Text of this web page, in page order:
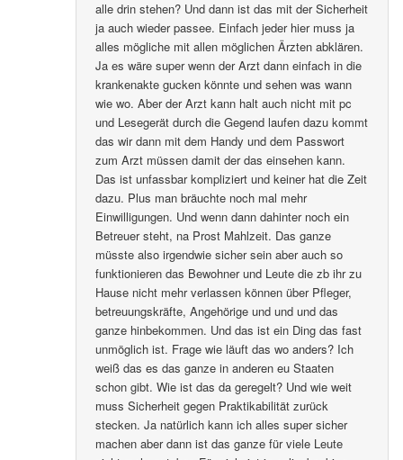
alle drin stehen? Und dann ist das mit der Sicherheit
ja auch wieder passee. Einfach jeder hier muss ja
alles mögliche mit allen möglichen Ärzten abklären.
Ja es wäre super wenn der Arzt dann einfach in die
krankenakte gucken könnte und sehen was wann
wie wo. Aber der Arzt kann halt auch nicht mit pc
und Lesegerät durch die Gegend laufen dazu kommt
das wir dann mit dem Handy und dem Passwort
zum Arzt müssen damit der das einsehen kann.
Das ist unfassbar kompliziert und keiner hat die Zeit
dazu. Plus man bräuchte noch mal mehr
Einwilligungen. Und wenn dann dahinter noch ein
Betreuer steht, na Prost Mahlzeit. Das ganze
müsste also irgendwie sicher sein aber auch so
funktionieren das Bewohner und Leute die zb ihr zu
Hause nicht mehr verlassen können über Pfleger,
betreuungskräfte, Angehörige und und und das
ganze hinbekommen. Und das ist ein Ding das fast
unmöglich ist. Frage wie läuft das wo anders? Ich
weiß das es das ganze in anderen eu Staaten
schon gibt. Wie ist das da geregelt? Und wie weit
muss Sicherheit gegen Praktikabilität zurück
stecken. Ja natürlich kann ich alles super sicher
machen aber dann ist das ganze für viele Leute